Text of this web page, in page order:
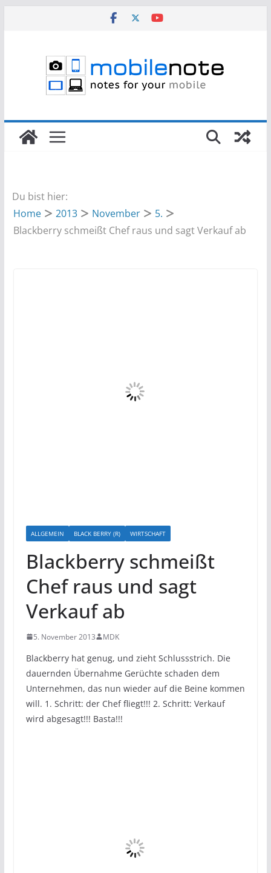
Du bist hier:
Home
2013 November
5.
Blackberry schmeißt Chef raus und sagt Verkauf ab
ALLGEMEIN BLACK BERRY (R) WIRTSCHAFT
Blackberry schmeißt
Chef raus und sagt
Verkauf ab
5. November 2013 MDK
Blackberry hat genug, und zieht Schlussstrich. Die
dauernden Übernahme Gerüchte schaden dem
Unternehmen, das nun wieder auf die Beine kommen
will. 1. Schritt: der Chef fliegt!!! 2. Schritt: Verkauf
wird abgesagt!!! Basta!!!